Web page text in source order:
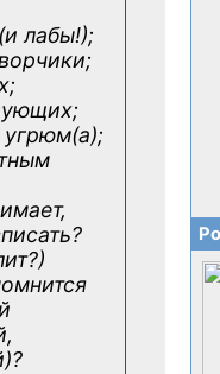
лабы!);
угрюм(а);